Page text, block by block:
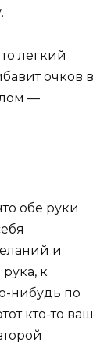
легкий
очков в
—
обе руки
и
к
нибудь по
кто-то ваш